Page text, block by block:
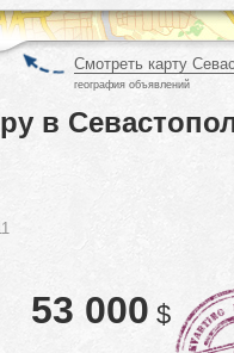
Смотреть карту
география объявлений
в
53 000 $